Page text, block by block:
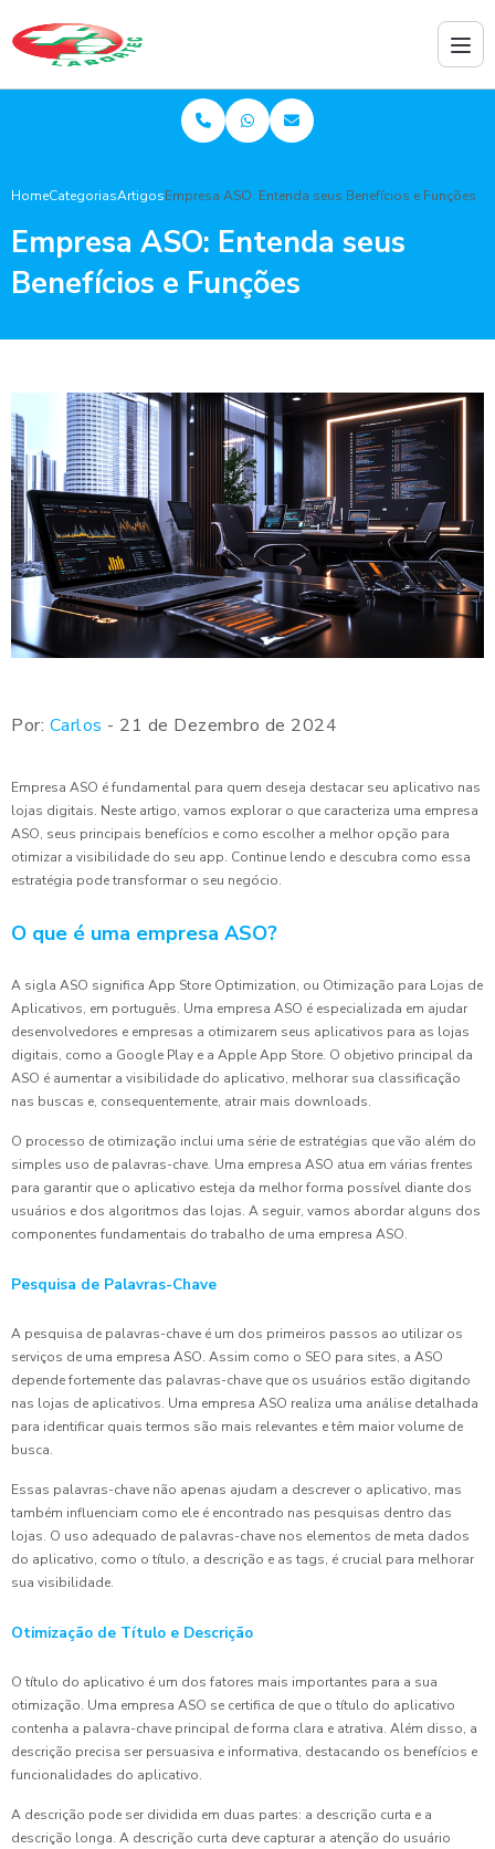
HomeCategoriasArtigosEmpresa ASO: Entenda seus Benefícios e Funções
Empresa ASO: Entenda seus
Benefícios e Funções
Por: Carlos - 21 de Dezembro de 2024
Empresa ASO é fundamental para quem deseja destacar seu aplicativo nas
lojas digitais. Neste artigo, vamos explorar o que caracteriza uma empresa
ASO, seus principais benefícios e como escolher a melhor opção para
otimizar a visibilidade do seu app. Continue lendo e descubra como essa
estratégia pode transformar o seu negócio.
O que é uma empresa ASO?
A sigla ASO significa App Store Optimization, ou Otimização para Lojas de
Aplicativos, em português. Uma empresa ASO é especializada em ajudar
desenvolvedores e empresas a otimizarem seus aplicativos para as lojas
digitais, como a Google Play e a Apple App Store. O objetivo principal da
ASO é aumentar a visibilidade do aplicativo, melhorar sua classificação
nas buscas e, consequentemente, atrair mais downloads.
O processo de otimização inclui uma série de estratégias que vão além do
simples uso de palavras-chave. Uma empresa ASO atua em várias frentes
para garantir que o aplicativo esteja da melhor forma possível diante dos
usuários e dos algoritmos das lojas. A seguir, vamos abordar alguns dos
componentes fundamentais do trabalho de uma empresa ASO.
Pesquisa de Palavras-Chave
A pesquisa de palavras-chave é um dos primeiros passos ao utilizar os
serviços de uma empresa ASO. Assim como o SEO para sites, a ASO
depende fortemente das palavras-chave que os usuários estão digitando
nas lojas de aplicativos. Uma empresa ASO realiza uma análise detalhada
para identificar quais termos são mais relevantes e têm maior volume de
busca.
Essas palavras-chave não apenas ajudam a descrever o aplicativo, mas
também influenciam como ele é encontrado nas pesquisas dentro das
lojas. O uso adequado de palavras-chave nos elementos de meta dados
do aplicativo, como o título, a descrição e as tags, é crucial para melhorar
sua visibilidade.
Otimização de Título e Descrição
O título do aplicativo é um dos fatores mais importantes para a sua
otimização. Uma empresa ASO se certifica de que o título do aplicativo
contenha a palavra-chave principal de forma clara e atrativa. Além disso, a
descrição precisa ser persuasiva e informativa, destacando os benefícios e
funcionalidades do aplicativo.
A descrição pode ser dividida em duas partes: a descrição curta e a
descrição longa. A descrição curta deve capturar a atenção do usuário